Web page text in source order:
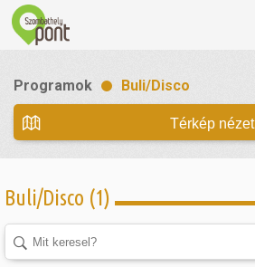
Gasztronómia
Programok Buli/Disco
Térkép nézet
Buli/Disco (1)